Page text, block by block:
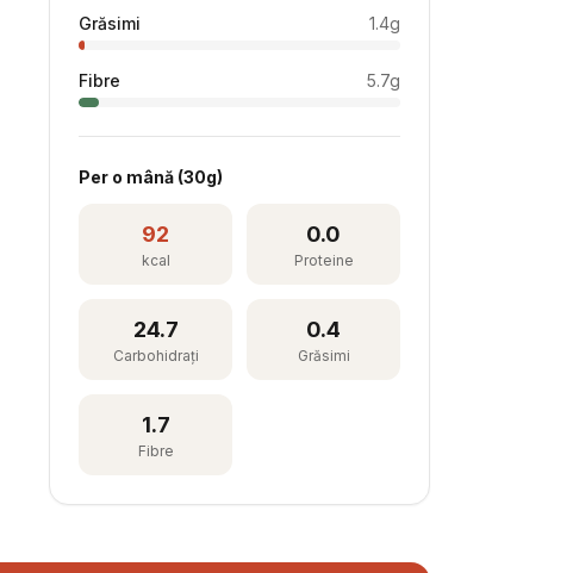
Grăsimi 1.4g
Fibre 5.7g
Per o mână (30g)
92
kcal
0.0
Proteine
24.7
Carbohidrați
0.4
Grăsimi
1.7
Fibre